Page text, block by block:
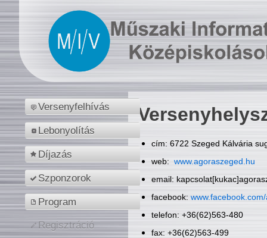
Versenyfelhívás
Lebonyolítás
Díjazás
Szponzorok
Program
Regisztráció
cím: 6722 Szeged Kálvária
web: www.agoraszeged.hu
email:
facebook:
telefon: +36(62)563-480
fax: +36(62)563-499